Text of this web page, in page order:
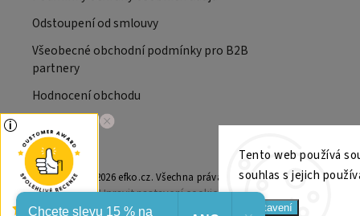
Tento web používá
souhlas s jejich
Nastavení
Odstoupení od smlouvy
Všeobecné obchodní podmínky pro B2B
partnery
Hodnocení obchodu
Copyright 2026 efko.cz. Všechna práva vyhrazena.
Upravit nastavení cookies
Chcete slevu 15 % na